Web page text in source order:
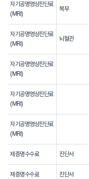
자기공명영상진단료
(MRI)
복부
자기공명영상진단료
(MRI)
뇌혈관
자기공명영상진단료
(MRI)
자기공명영상진단료
(MRI)
자기공명영상진단료
(MRI)
제증명수수료 진단서
제증명수수료 진단서